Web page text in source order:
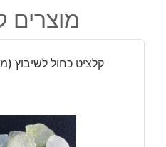
-
מוצרים
קלציט כחול לשיבוץ